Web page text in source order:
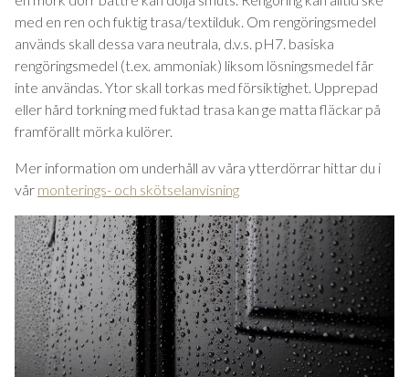
med en ren och fuktig trasa/textilduk. Om rengöringsmedel
används skall dessa vara neutrala, d.v.s. pH7. basiska
rengöringsmedel (t.ex. ammoniak) liksom lösningsmedel får
inte användas. Ytor skall torkas med försiktighet. Upprepad
eller hård torkning med fuktad trasa kan ge matta fläckar på
framförallt mörka kulörer.
Mer information om underhåll av våra ytterdörrar hittar du i
vår monterings- och skötselanvisning